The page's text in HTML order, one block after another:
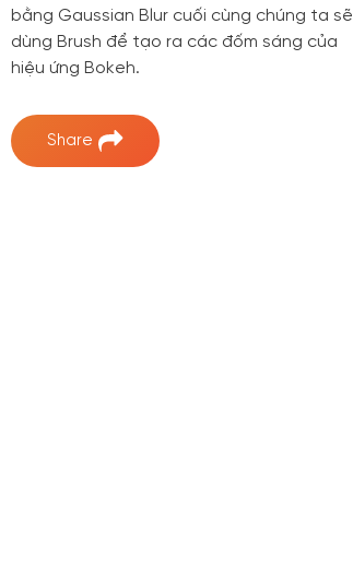
bằng Gaussian Blur cuối cùng chúng ta sẽ
dùng Brush để tạo ra các đốm sáng của
hiệu ứng Bokeh.
Share